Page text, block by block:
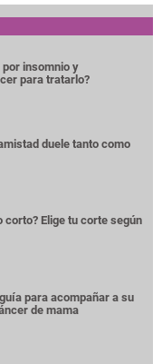
por insomnio y
para tratarlo?
duele tanto como
corto? Elige tu corte según
para acompañar a su
de mama